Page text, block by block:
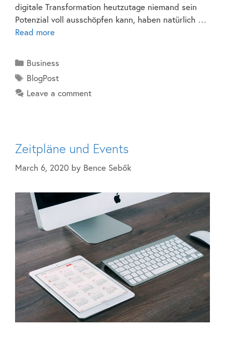
digitale Transformation heutzutage niemand sein
Potenzial voll ausschöpfen kann, haben natürlich …
Read more
Business
BlogPost
Leave a comment
Zeitpläne und Events
March 6, 2020 by Bence Sebők